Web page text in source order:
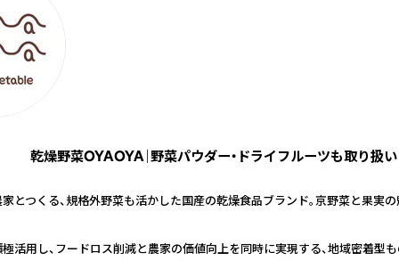
乾燥野菜OYAOYA｜野菜パウダー・ドライフルーツも取り扱い
とつくる、規格外野菜も活かした国産の乾燥食品ブランド。京野菜と果実の
活用し、フードロス削減と農家の価値向上を同時に実現する、地域密着型も